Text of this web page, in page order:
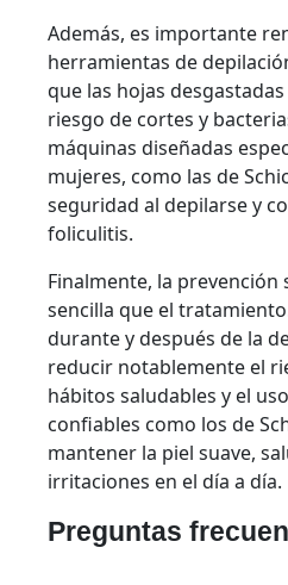
Además, es importante
herramientas de
que las hojas
riesgo de cortes y
máquinas diseñadas
mujeres, como las de
seguridad al depilarse y
foliculitis.
Finalmente, la prevención
sencilla que el
durante y después de la
reducir notablemente el
hábitos saludables y el
confiables como los de
mantener la piel suave,
irritaciones en el día a día.
Preguntas